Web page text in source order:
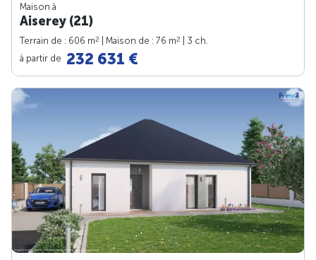
Maison à
Aiserey (21)
Terrain de : 606 m2 | Maison de : 76 m2
| 3 ch.
à partir de 232 631 €